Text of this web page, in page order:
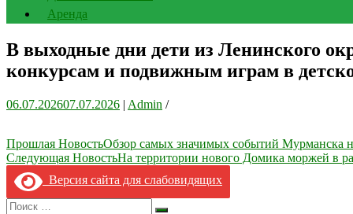
Аренда
В выходные дни дети из Ленинского
конкурсам и подвижным играм в
06.07.202607.07.2026 | Admin /
Навигация
по
записям
Прошлая НовостьОбзор самых значимых событий Мурманска
Следующая НовостьНа территории нового Домика моржей в
Версия сайта для слабовидящих
Search